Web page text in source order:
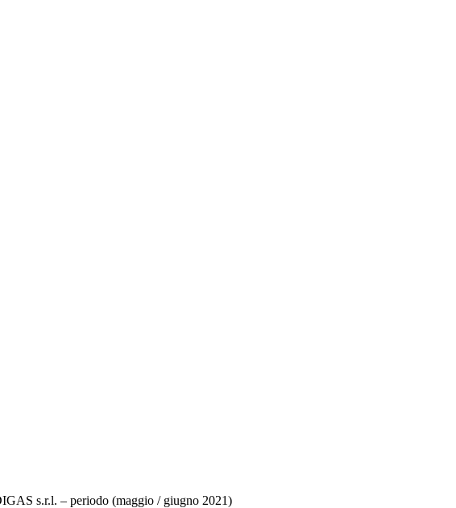
s.r.l. – periodo (maggio / giugno 2021)